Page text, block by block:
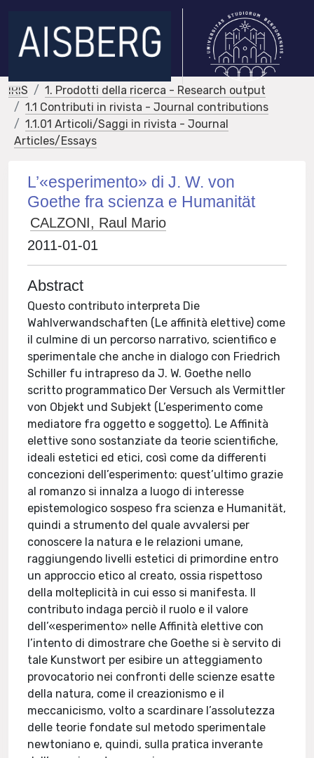
IRIS
1. Prodotti della ricerca - Research output
1.1 Contributi in rivista - Journal contributions
1.1.01 Articoli/Saggi in rivista - Journal
Articles/Essays
L’«esperimento» di J. W. von
Goethe fra scienza e Humanität
CALZONI, Raul Mario
2011-01-01
Abstract
Questo contributo interpreta Die
Wahlverwandschaften (Le affinità elettive) come
il culmine di un percorso narrativo, scientifico e
sperimentale che anche in dialogo con Friedrich
Schiller fu intrapreso da J. W. Goethe nello
scritto programmatico Der Versuch als Vermittler
von Objekt und Subjekt (L’esperimento come
mediatore fra oggetto e soggetto). Le Affinità
elettive sono sostanziate da teorie scientifiche,
ideali estetici ed etici, così come da differenti
concezioni dell’esperimento: quest’ultimo grazie
al romanzo si innalza a luogo di interesse
epistemologico sospeso fra scienza e Humanität,
quindi a strumento del quale avvalersi per
conoscere la natura e le relazioni umane,
raggiungendo livelli estetici di primordine entro
un approccio etico al creato, ossia rispettoso
della molteplicità in cui esso si manifesta. Il
contributo indaga perciò il ruolo e il valore
dell’«esperimento» nelle Affinità elettive con
l’intento di dimostrare che Goethe si è servito di
tale Kunstwort per esibire un atteggiamento
provocatorio nei confronti delle scienze esatte
della natura, come il creazionismo e il
meccanicismo, volto a scardinare l’assolutezza
delle teorie fondate sul metodo sperimentale
newtoniano e, quindi, sulla pratica inverante